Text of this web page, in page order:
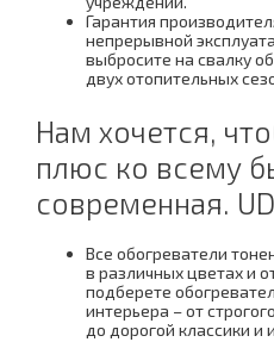
Гарантия
непрерывной
выбросите на свалку
двух отопительных
Нам хочется,
плюс ко всему
современная.
Все обогреватели
в различных цветах и
подберете
интерьера – от
до дорогой классики и